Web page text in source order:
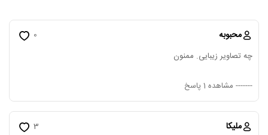
محبوبه
چه تصاویر زیبایی. ممنون
0
------- مشاهده 1 پاسخ
ملیکا 3